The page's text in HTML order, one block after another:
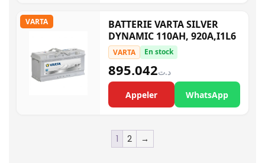
VARTA
BATTERIE VARTA SILVER
DYNAMIC 110AH, 920A,I1L6
VARTA En stock
د.ت895.042
Appeler WhatsApp
1 2 →